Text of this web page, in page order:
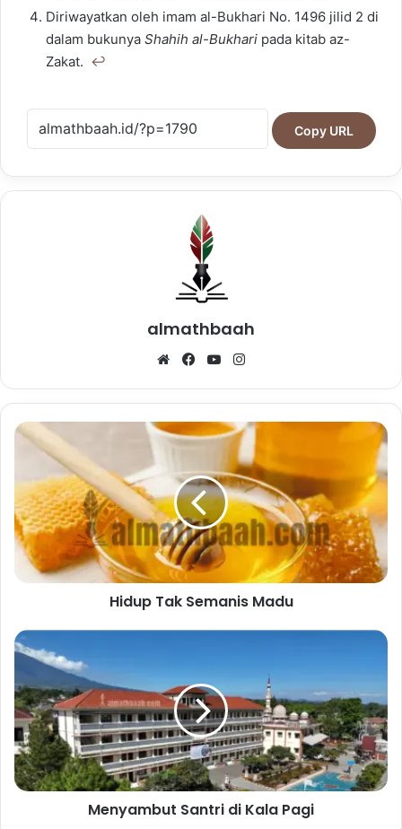
Diriwayatkan oleh imam al-Bukhari No. 1496 jilid 2 di
dalam bukunya Shahih al-Bukhari pada kitab az-
Zakat. ↩︎
Copy URL
almathbaah
WebsiteFacebookYouTube
Hidup
Semanis
Madu
Hidup Tak Semanis Madu
Menyambut
Santri
Kala
Pagi
Menyambut Santri di Kala Pagi